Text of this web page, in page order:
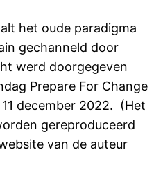
het oude paradigma
gechanneld door
werd doorgegeven
Prepare For Change
december 2022. (Het
gereproduceerd
van de auteur